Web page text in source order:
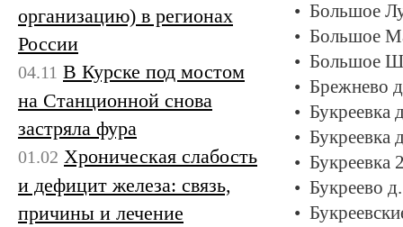
Большое
Большое
Большое
Брежнево
Букреевка
Букреевка
Букреевка
Букреево
организацию) в регионах
России
04.11 В Курске под мостом
на Станционной снова
застряла фура
01.02 Хроническая слабость
и дефицит железа: связь,
причины и лечение